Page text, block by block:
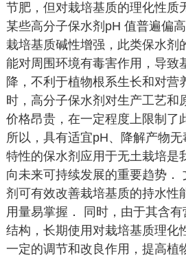
节肥，但对栽培基质的理化性质
某些高分子保水剂pH 值普遍偏
栽培基质碱性增强，此类保水剂
能对周围环境有毒害作用，导致
降，不利于植物根系生长和对营
时，高分子保水剂对生产工艺和
价格昂贵，在一定程度上限制了
所以，具有适宜pH、降解产物
特性的保水剂应用于无土栽培是
向未来可持续发展的重要趋势．
剂可有效改善栽培基质的持水性
用量易掌握． 同时，由于其含
结构，长期使用对栽培基质理化
一定的调节和改良作用，提高植